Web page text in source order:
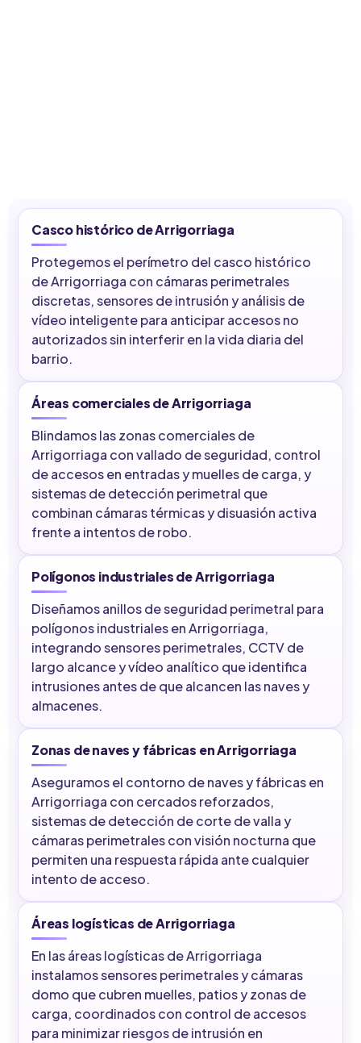
Casco histórico de Arrigorriaga
Protegemos el perímetro del casco histórico
de Arrigorriaga con cámaras perimetrales
discretas, sensores de intrusión y análisis de
vídeo inteligente para anticipar accesos no
autorizados sin interferir en la vida diaria del
barrio.
Áreas comerciales de Arrigorriaga
Blindamos las zonas comerciales de
Arrigorriaga con vallado de seguridad, control
de accesos en entradas y muelles de carga, y
sistemas de detección perimetral que
combinan cámaras térmicas y disuasión activa
frente a intentos de robo.
Polígonos industriales de Arrigorriaga
Diseñamos anillos de seguridad perimetral para
polígonos industriales en Arrigorriaga,
integrando sensores perimetrales, CCTV de
largo alcance y vídeo analítico que identifica
intrusiones antes de que alcancen las naves y
almacenes.
Zonas de naves y fábricas en Arrigorriaga
Aseguramos el contorno de naves y fábricas en
Arrigorriaga con cercados reforzados,
sistemas de detección de corte de valla y
cámaras perimetrales con visión nocturna que
permiten una respuesta rápida ante cualquier
intento de acceso.
Áreas logísticas de Arrigorriaga
En las áreas logísticas de Arrigorriaga
instalamos sensores perimetrales y cámaras
domo que cubren muelles, patios y zonas de
carga, coordinados con control de accesos
para minimizar riesgos de intrusión en